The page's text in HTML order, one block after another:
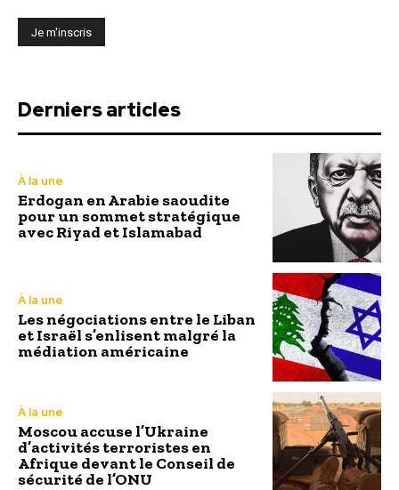
Derniers articles
À la une
Erdogan en Arabie saoudite
pour un sommet stratégique
avec Riyad et Islamabad
À la une
Les négociations entre le Liban
et Israël s’enlisent malgré la
médiation américaine
À la une
Moscou accuse l’Ukraine
d’activités terroristes en
Afrique devant le Conseil de
sécurité de l’ONU